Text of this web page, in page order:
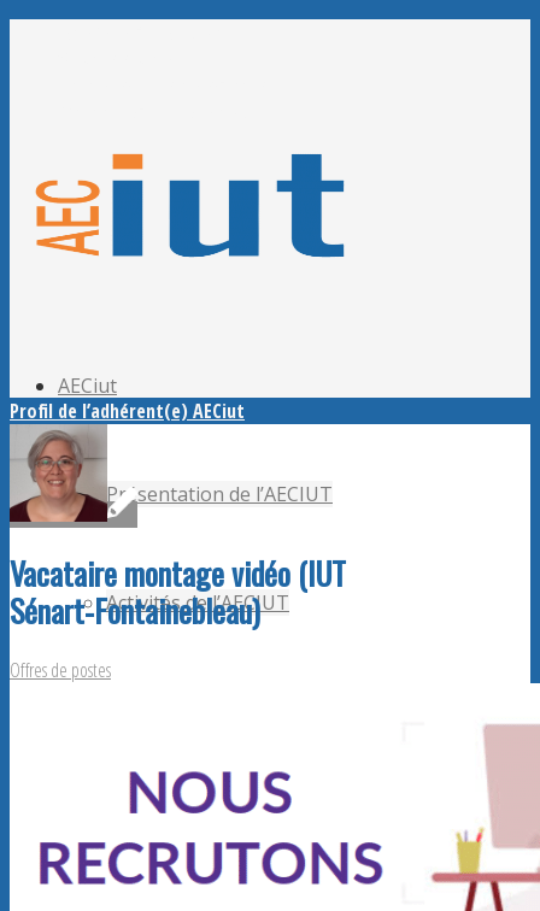
AECiut
Présentation de l’AECIUT
Activités de l’AECIUT
Adhérents AECiut
Profil de l’adhérent(e) AECiut
Vacataire montage vidéo (IUT
Sénart-Fontainebleau)
Offres de postes